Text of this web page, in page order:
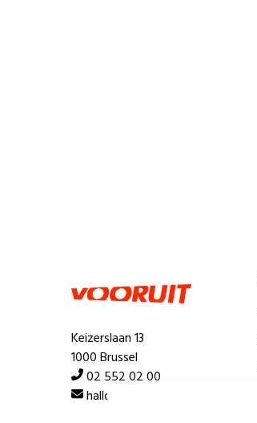
Keizerslaan 13
1000 Brussel
02 552 02 00
hallo@vooruit.org